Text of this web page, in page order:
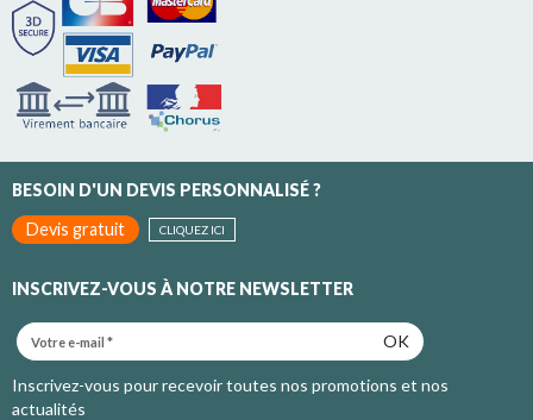
BESOIN D'UN DEVIS PERSONNALISÉ ?
Devis gratuit
CLIQUEZ ICI
INSCRIVEZ-VOUS À NOTRE NEWSLETTER
OK
Inscrivez-vous pour recevoir toutes nos promotions et nos
actualités